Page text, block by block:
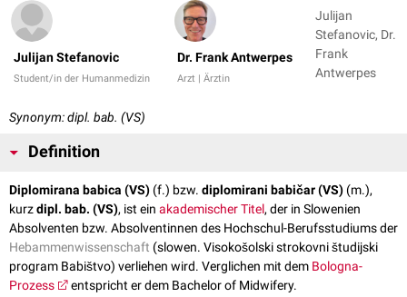
Julijan Stefanovic
Student/in der Humanmedizin
Dr. Frank Antwerpes
Arzt | Ärztin
Julijan
Stefanovic, Dr.
Frank
Antwerpes
Synonym: dipl. bab. (VS)
Definition
Diplomirana babica (VS) (f.) bzw. diplomirani babičar (VS) (m.),
kurzdipl. bab. (VS), ist ein akademischer Titel, der in Slowenien
Absolventen bzw. Absolventinnen des Hochschul-Berufsstudiums der
Hebammenwissenschaft (slowen. Visokošolski strokovni študijski
program Babištvo) verliehen wird. Verglichen mit dem Bologna-
Prozess
entspricht er dem Bachelor of Midwifery.